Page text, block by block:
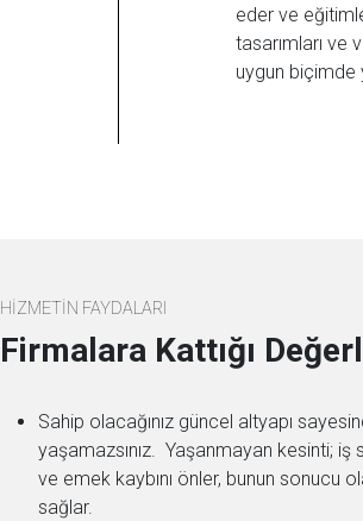
eder ve
tasarımları ve
uygun biçimde
HİZMETİN FAYDALARI
Firmalara Kattığı
Sahip olacağınız güncel altyapı
yaşamazsınız. Yaşanmayan kesinti; iş
ve emek kaybını önler, bunun sonucu
sağlar.